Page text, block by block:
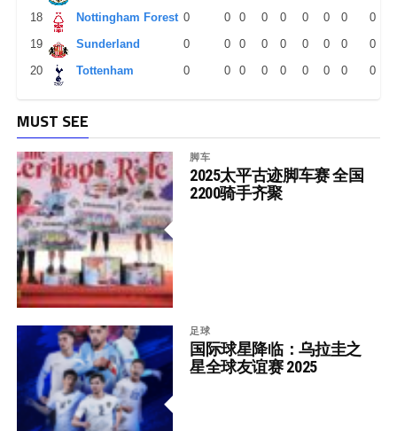
18
Nottingham Forest 0 0 0 0 0 0 0 0
0
19
Sunderland 0 0 0 0 0 0 0 0
0
20
Tottenham 0 0 0 0 0 0 0 0 0
MUST SEE
脚车
2025太平古迹脚车赛 全国
2200骑手齐聚
足球
国际球星降临：乌拉圭之
星全球友谊赛 2025